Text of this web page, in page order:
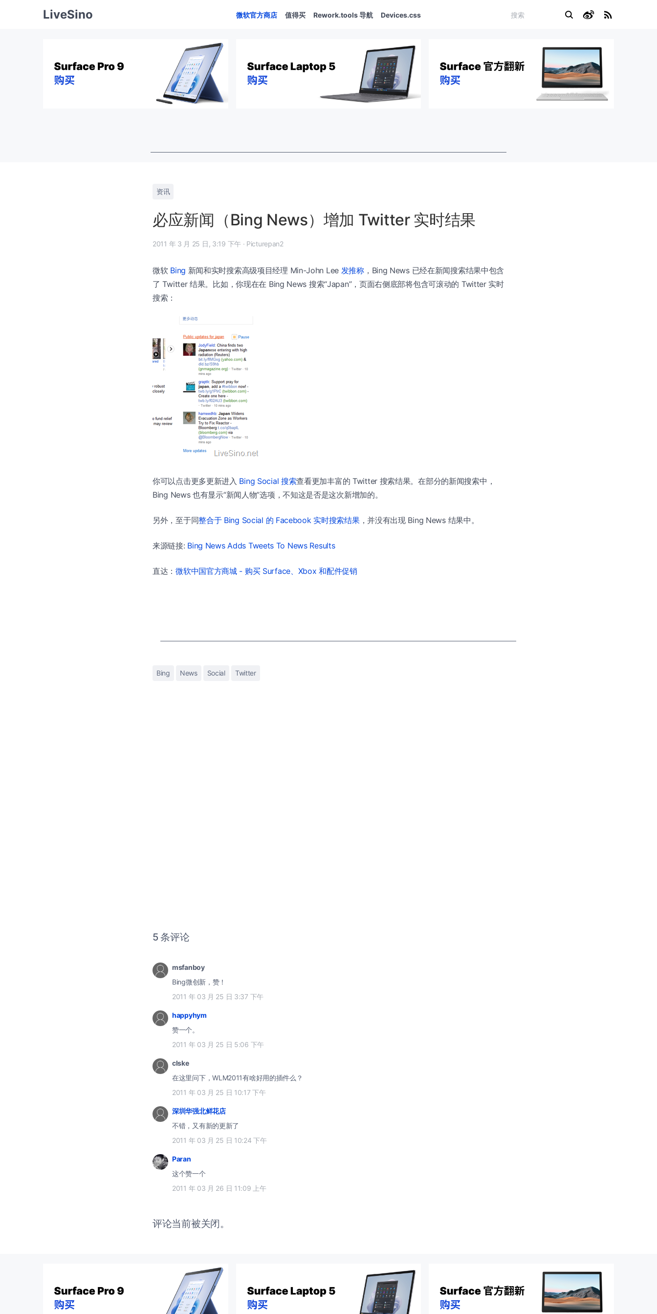
LiveSino 微软官方商店 值得买 Rework.tools 导航 Devices.css
资讯
必应新闻（Bing News）增加 Twitter 实时结果
2011 年 3 月 25 日, 3:19 下午 · Picturepan2
微软 Bing 新闻和实时搜索高级项目经理 Min-John Lee 发推称，Bing News 已经在新闻搜索结果中包含
了 Twitter 结果。比如，你现在在 Bing News 搜索“Japan”，页面右侧底部将包含可滚动的 Twitter 实时
搜索：
你可以点击更多更新进入 Bing Social 搜索查看更加丰富的 Twitter 搜索结果。在部分的新闻搜索中，
Bing News 也有显示“新闻人物”选项，不知这是否是这次新增加的。
另外，至于同整合于 Bing Social 的 Facebook 实时搜索结果，并没有出现 Bing News 结果中。
来源链接: Bing News Adds Tweets To News Results
直达：微软中国官方商城 - 购买 Surface、Xbox 和配件促销
Bing News Social Twitter
5 条评论
msfanboy
Bing微创新，赞！
2011 年 03 月 25 日 3:37 下午
happyhym
赞一个。
2011 年 03 月 25 日 5:06 下午
clske
在这里问下，WLM2011有啥好用的插件么？
2011 年 03 月 25 日 10:17 下午
深圳华强北鲜花店
不错，又有新的更新了
2011 年 03 月 25 日 10:24 下午
Paran
这个赞一个
2011 年 03 月 26 日 11:09 上午
评论当前被关闭。